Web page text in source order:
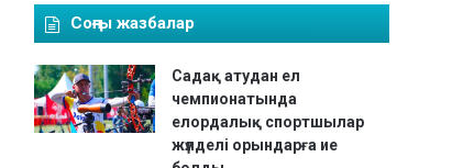
Соңғы жазбалар
Садақ атудан ел
чемпионатында
елордалық спортшылар
жүлделі орындарға ие